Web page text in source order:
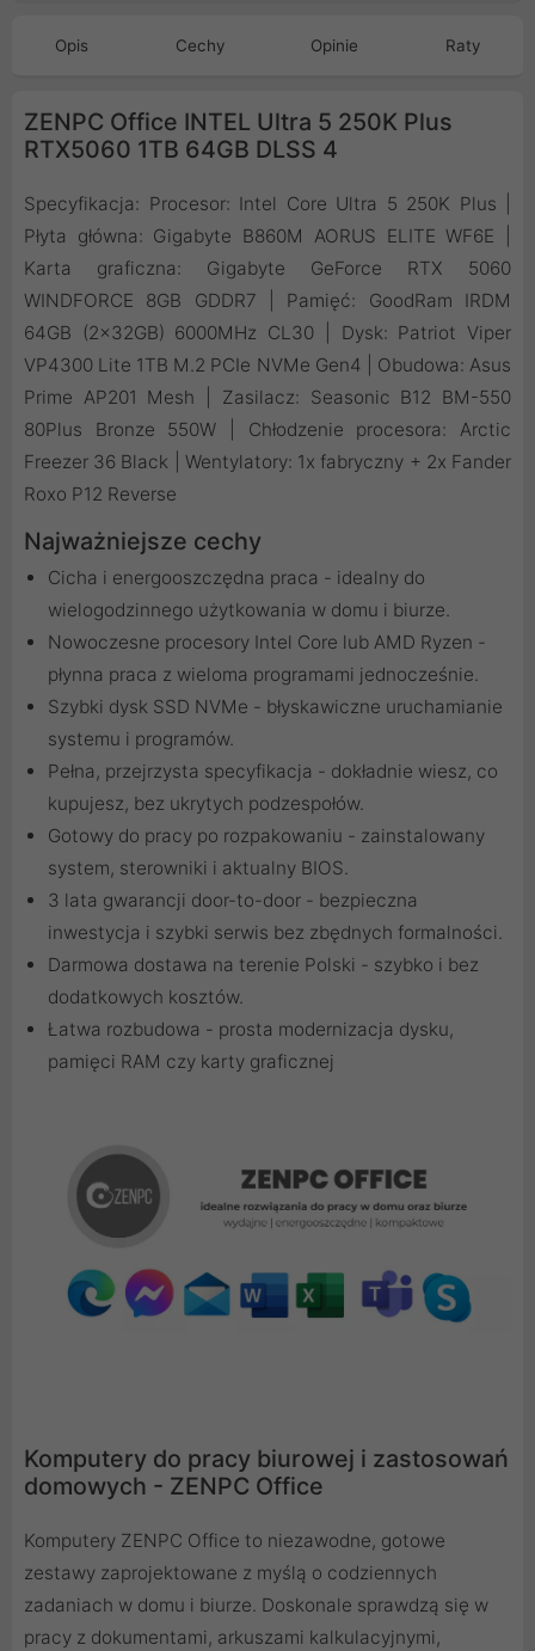
Opis Cechy Opinie Raty
ZENPC Office INTEL Ultra 5 250K Plus
RTX5060 1TB 64GB DLSS 4
Specyfikacja: Procesor: Intel Core Ultra 5 250K Plus |
Płyta główna: Gigabyte B860M AORUS ELITE WF6E |
Karta graficzna: Gigabyte GeForce RTX 5060
WINDFORCE 8GB GDDR7 | Pamięć: GoodRam IRDM
64GB (2x32GB) 6000MHz CL30 | Dysk: Patriot Viper
VP4300 Lite 1TB M.2 PCIe NVMe Gen4 | Obudowa: Asus
Prime AP201 Mesh | Zasilacz: Seasonic B12 BM-550
80Plus Bronze 550W | Chłodzenie procesora: Arctic
Freezer 36 Black | Wentylatory: 1x fabryczny + 2x Fander
Roxo P12 Reverse
Najważniejsze cechy
Cicha i energooszczędna praca - idealny do
wielogodzinnego użytkowania w domu i biurze.
Nowoczesne procesory Intel Core lub AMD Ryzen -
płynna praca z wieloma programami jednocześnie.
Szybki dysk SSD NVMe - błyskawiczne uruchamianie
systemu i programów.
Pełna, przejrzysta specyfikacja - dokładnie wiesz, co
kupujesz, bez ukrytych podzespołów.
Gotowy do pracy po rozpakowaniu - zainstalowany
system, sterowniki i aktualny BIOS.
3 lata gwarancji door-to-door - bezpieczna
inwestycja i szybki serwis bez zbędnych formalności.
Darmowa dostawa na terenie Polski - szybko i bez
dodatkowych kosztów.
Łatwa rozbudowa - prosta modernizacja dysku,
pamięci RAM czy karty graficznej
Komputery do pracy biurowej i zastosowań
domowych - ZENPC Office
Komputery ZENPC Office to niezawodne, gotowe
zestawy zaprojektowane z myślą o codziennych
zadaniach w domu i biurze. Doskonale sprawdzą się w
pracy z dokumentami, arkuszami kalkulacyjnymi,